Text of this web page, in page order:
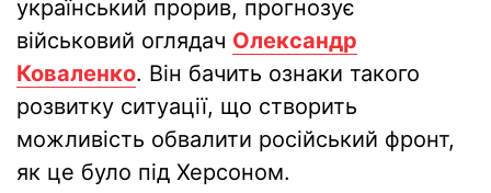
український прорив, прогнозує
військовий оглядач Олександр
Коваленко. Він бачить ознаки такого
розвитку ситуації, що створить
можливість обвалити російський фронт,
як це було під Херсоном.